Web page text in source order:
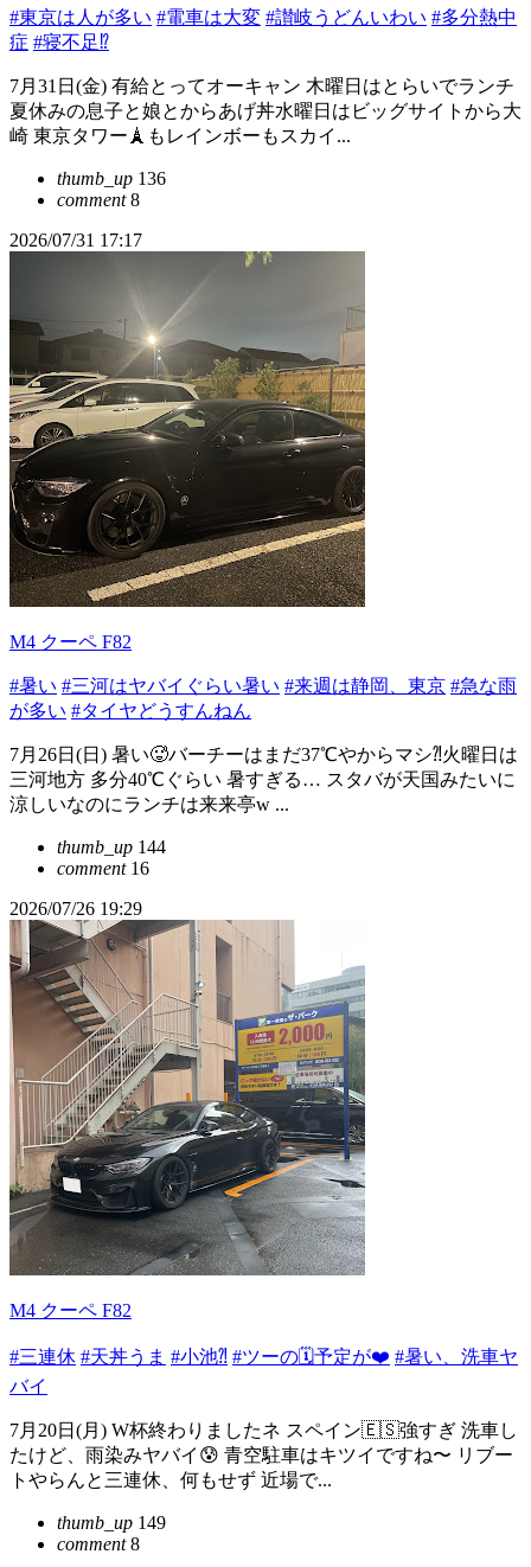
#東京は人が多い #電車は大変 #讃岐うどんいわい #多分熱中
症 #寝不足⁉︎
7月31日(金) 有給とってオーキャン 木曜日はとらいでランチ
夏休みの息子と娘とからあげ丼水曜日はビッグサイトから大
崎 東京タワー🗼もレインボーもスカイ...
thumb_up 136
comment8
2026/07/31 17:17
M4 クーペ F82
#暑い #三河はヤバイぐらい暑い #来週は静岡、東京 #急な雨
が多い #タイヤどうすんねん
7月26日(日) 暑い🥵バーチーはまだ37℃やからマシ⁈火曜日は
三河地方 多分40℃ぐらい 暑すぎる… スタバが天国みたいに
涼しいなのにランチは来来亭w ...
thumb_up 144
comment16
2026/07/26 19:29
M4 クーペ F82
#三連休 #天丼うま #小池⁈ #ツーの🗓️予定が❤️ #暑い、洗車ヤ
バイ
7月20日(月) W杯終わりましたネ スペイン🇪🇸強すぎ 洗車し
たけど、雨染みヤバイ😰 青空駐車はキツイですね〜 リブー
トやらんと三連休、何もせず 近場で...
thumb_up 149
comment8